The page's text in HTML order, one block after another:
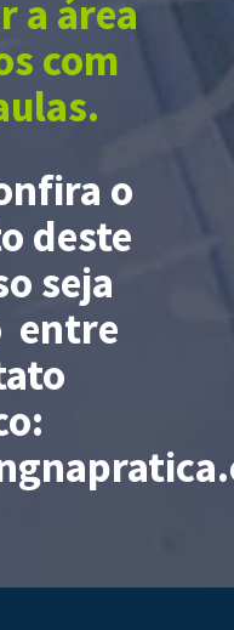
a área
com
o
deste
seja
entre